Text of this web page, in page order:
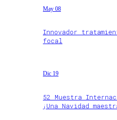
May 08
Innovador
focal
Dic 19
52 Muestra
¡Una Navidad